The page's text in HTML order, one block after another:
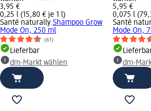
3,95 €
0,25 l (15,80 € je 1 l)
Santé naturally.Shampoo Grow
Mode On, 250 ml
(61)
Lieferbar
dm-Markt wählen
5,95 €
0,075 l
Santé
Mode On,
dm-